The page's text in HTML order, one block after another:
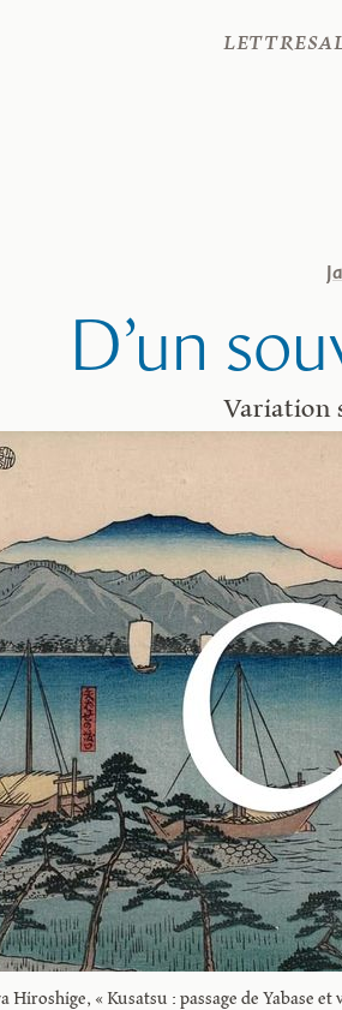
Lettre
D’un
Variation
Hiroshige, « Kusatsu : passage de Yabase